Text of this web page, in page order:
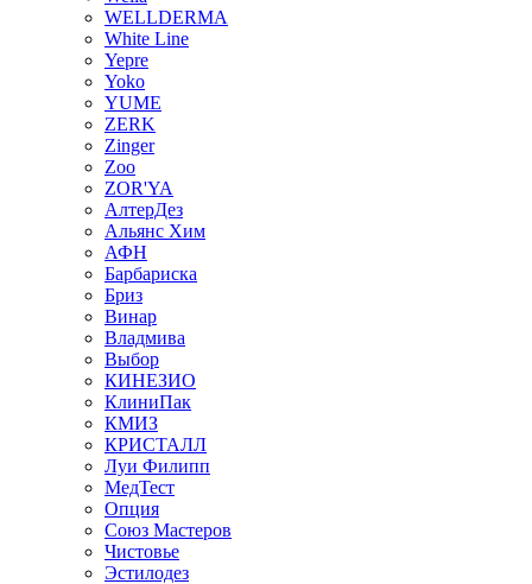
WELLDERMA
White Line
Yepre
Yoko
YUME
ZERK
Zinger
Zoo
ZOR'YA
АлтерДез
Альянс Хим
АФН
Барбариска
Бриз
Винар
Владмива
Выбор
КИНЕЗИО
КлиниПак
КМИЗ
КРИСТАЛЛ
Луи Филипп
МедТест
Опция
Союз Мастеров
Чистовье
Эстилодез